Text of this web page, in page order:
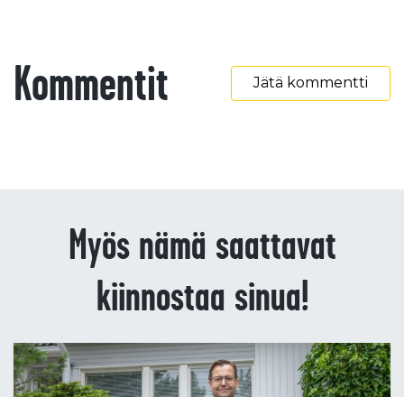
Kommentit Jätä kommentti
Myös nämä saattavat
kiinnostaa sinua!